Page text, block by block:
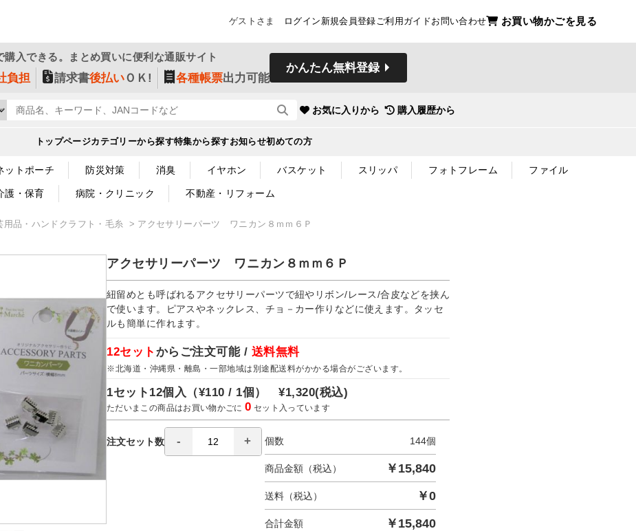
ゲストさま ログイン 新規会員登録ご利用ガイドお問い合わせ お買い物かごを見る
購入できる。まとめ買いに便利な通販サイト
負担 請求書後払いＯＫ! 各種帳票出力可能
かんたん無料登録
お気に入りから 購入履歴から
トップページカテゴリーから探す特集から探すお知らせ初めての方
ットポーチ 防災対策 消臭 イヤホン バスケット スリッパ フォトフレーム ファイル
護・保育 病院・クリニック 不動産・リフォーム
用品・ハンドクラフト・毛糸 アクセサリーパーツ ワニカン８ｍｍ６Ｐ
アクセサリーパーツ ワニカン８ｍｍ６Ｐ
紐留めとも呼ばれるアクセサリーパーツで紐やリボン/レース/合皮などを挟ん
で使います。ピアスやネックレス、チョ－カー作りなどに使えます。タッセ
ルも簡単に作れます。
12セット からご注文可能 / 送料無料
※北海道・沖縄県・離島・一部地域は別途配送料がかかる場合がございます。
1セット12個入（¥110 / 1個）¥1,320(税込)
ただいまこの商品はお買い物かごに0 セット入っています
注文セット数 個数 144個
商品金額（税込） ￥ 15,840
送料（税込） ￥0
合計金額 ￥ 15,840